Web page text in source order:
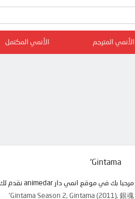
الأنمي المترجم الأنمي المكتمل
Gintama'
مرحبا بك في موقع انمي دار animedar نقدم لك حلقات انمي Gintama' مترجم عربي بجودة عالية على سرفرات متعددة, مشاهدة ممتعة
Gintama Season 2, Gintama (2011), 銀魂'